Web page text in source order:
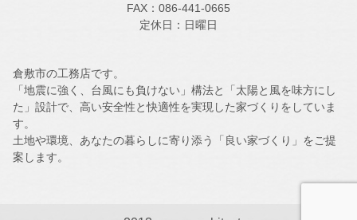
FAX：086-441-0665
定休日：日曜日
倉敷市の工務店です。
「地震に強く、台風にも負けない」構法と「太陽と風を味方にし
た」設計で、高い安全性と快適性を実現した家づくりをしていま
す。
土地や環境、あなたの暮らしに寄り添う「良い家づくり」をご提
案します。